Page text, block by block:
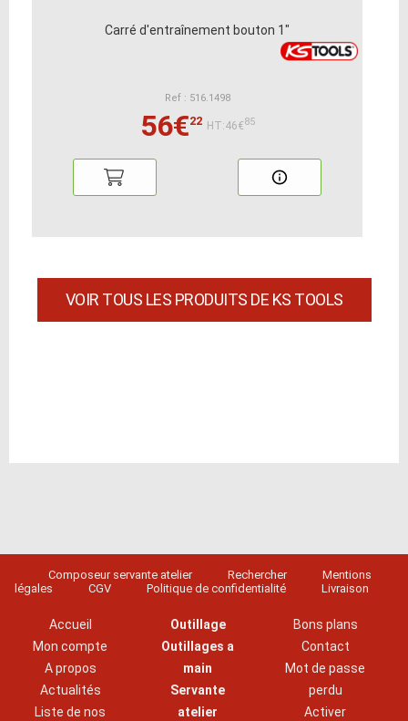
Carré d'entraînement bouton 1"
Ref : 516.1498
56€22 HT:46€85
VOIR TOUS LES PRODUITS DE KS TOOLS
Composeur servante atelier Rechercher
Mentions
légales
CGV Politique de confidentialité Livraison
Accueil
Mon compte
A propos
Actualités
Liste de nos
Outillage
Outillages a
main
Servante
atelier
Bons plans
Contact
Mot de passe
perdu
Activer